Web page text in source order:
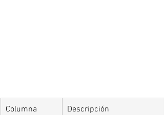
Columna Descripción